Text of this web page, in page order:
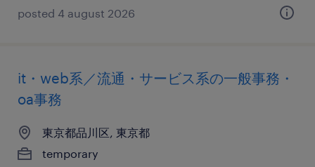
posted 4 august 2026
it・web系／流通・サービス系の一般事務・
oa事務
東京都品川区, 東京都
temporary